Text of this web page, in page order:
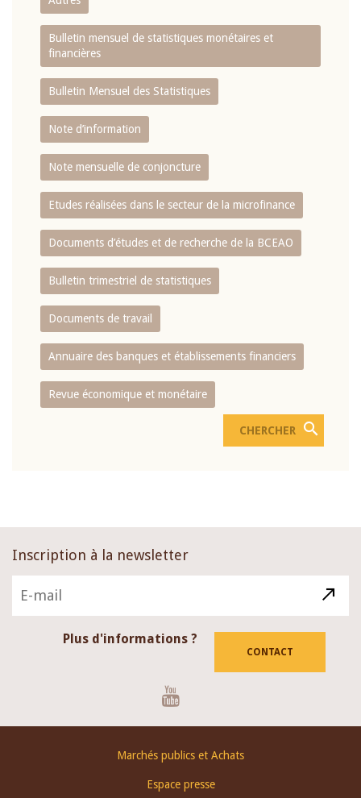
Bulletin mensuel de statistiques monétaires et
financières
Bulletin Mensuel des Statistiques
Note d’information
Note mensuelle de conjoncture
Etudes réalisées dans le secteur de la microfinance
Documents d’études et de recherche de la BCEAO
Bulletin trimestriel de statistiques
Documents de travail
Annuaire des banques et établissements financiers
Revue économique et monétaire
Inscription à la newsletter
Plus d'informations ?
CONTACT
Marchés publics et Achats
Espace presse